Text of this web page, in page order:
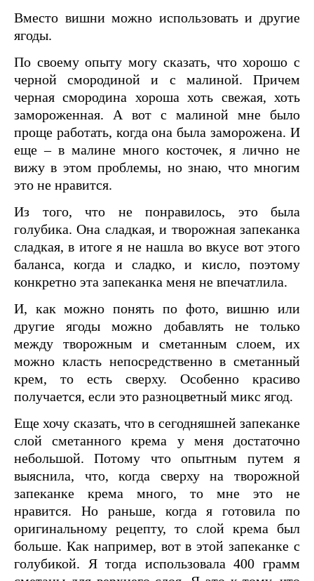
Вместо вишни можно использовать и другие
ягоды.
По своему опыту могу сказать, что хорошо с
черной смородиной и с малиной. Причем
черная смородина хороша хоть свежая, хоть
замороженная. А вот с малиной мне было
проще работать, когда она была заморожена. И
еще – в малине много косточек, я лично не
вижу в этом проблемы, но знаю, что многим
это не нравится.
Из того, что не понравилось, это была
голубика. Она сладкая, и творожная запеканка
сладкая, в итоге я не нашла во вкусе вот этого
баланса, когда и сладко, и кисло, поэтому
конкретно эта запеканка меня не впечатлила.
И, как можно понять по фото, вишню или
другие ягоды можно добавлять не только
между творожным и сметанным слоем, их
можно класть непосредственно в сметанный
крем, то есть сверху. Особенно красиво
получается, если это разноцветный микс ягод.
Еще хочу сказать, что в сегодняшней запеканке
слой сметанного крема у меня достаточно
небольшой. Потому что опытным путем я
выяснила, что, когда сверху на творожной
запеканке крема много, то мне это не
нравится. Но раньше, когда я готовила по
оригинальному рецепту, то слой крема был
больше. Как например, вот в этой запеканке с
голубикой. Я тогда использовала 400 грамм